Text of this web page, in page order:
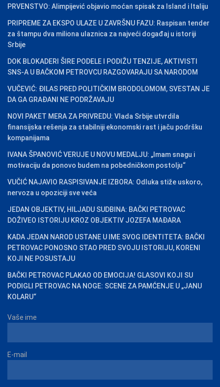
PRVENSTVO: Alimpijević objavio moćan spisak za Island i Italiju
PRIPREME ZA EKSPO ULAZE U ZAVRŠNU FAZU: Raspisan tender
za štampu dva miliona ulaznica za najveći događaj u istoriji
Srbije
DOK BLOKADERI ŠIRE PODELE I PODIŽU TENZIJE, AKTIVISTI
SNS-A U BAČKOM PETROVCU RAZGOVARAJU SA NARODOM
VUČEVIĆ: ĐILAS PRED POLITIČKIM BRODOLOMOM, SVESTAN JE
DA GA GRAĐANI NE PODRŽAVAJU
NOVI PAKET MERA ZA PRIVREDU: Vlada Srbije utvrdila
finansijska rešenja za stabilniji ekonomski rast i jaču podršku
kompanijama
IVANA ŠPANOVIĆ VERUJE U NOVU MEDALJU: „Imam snagu i
motivaciju da ponovo budem na pobedničkom postolju“
VUČIĆ NAJAVIO RASPISIVANJE IZBORA: Odluka stiže uskoro,
nervoza u opoziciji sve veća
JEDAN OBJEKTIV, HILJADU SUDBINA: BAČKI PETROVAC
DOŽIVEO ISTORIJU KROZ OBJEKTIV JOZEFA MAĐARA
KADA JEDAN NAROD USTANE U IME SVOG IDENTITETA: BAČKI
PETROVAC PONOSNO STAO PRED SVOJU ISTORIJU, KORENI
KOJI NE POSUSTAJU
BAČKI PETROVAC PLAKAO OD EMOCIJA! GLASOVI KOJI SU
PODIGLI PETROVAC NA NOGE: SCENE ZA PAMĆENJE U „JANU
KOLARU“
Vaše ime
E-mail